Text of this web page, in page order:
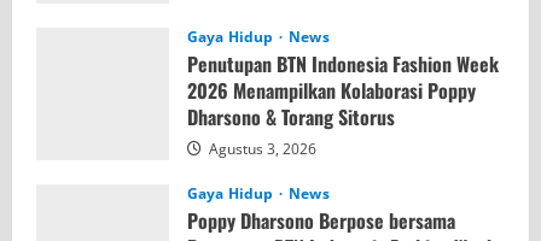
Gaya Hidup News
Penutupan BTN Indonesia Fashion Week
2026 Menampilkan Kolaborasi Poppy
Dharsono & Torang Sitorus
Agustus 3, 2026
Gaya Hidup News
Poppy Dharsono Berpose bersama